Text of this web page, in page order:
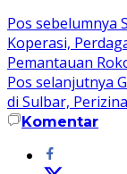
Navigasi
pos
Pos sebelumnya
Koperasi,
Pemantauan
Pos selanjutnya
di Sulbar,
Komentar